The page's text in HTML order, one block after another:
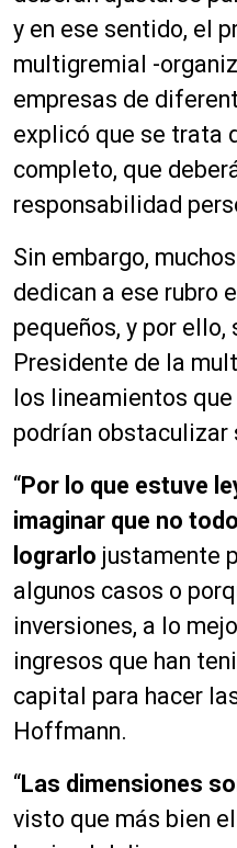
y en ese sentido, el
multigremial -
empresas de
explicó que se trata
completo, que
responsabilidad
Sin embargo,
dedican a ese rubro
pequeños, y por
Presidente de la
los lineamientos
podrían obstaculizar
“Por lo que estuve
imaginar que no
lograrlo justamente
algunos casos o
inversiones, a lo
ingresos que han
capital para hacer
Hoffmann.
“Las dimensiones
visto que más bien